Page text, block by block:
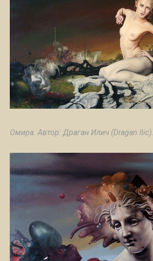
Омира. Автор: Драган Илич (Dragan Ilic).